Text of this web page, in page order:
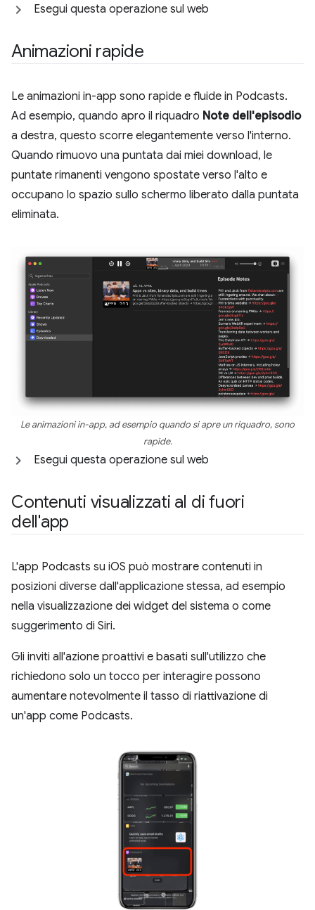
Esegui questa operazione sul web
Animazioni rapide
Le animazioni in-app sono rapide e fluide in Podcasts.
Ad esempio, quando apro il riquadro Note dell'episodio
a destra, questo scorre elegantemente verso l'interno.
Quando rimuovo una puntata dai miei download, le
puntate rimanenti vengono spostate verso l'alto e
occupano lo spazio sullo schermo liberato dalla puntata
eliminata.
Le animazioni in-app, ad esempio quando si apre un riquadro, sono
rapide.
Esegui questa operazione sul web
Contenuti visualizzati al di fuori
dell'app
L'app Podcasts su iOS può mostrare contenuti in
posizioni diverse dall'applicazione stessa, ad esempio
nella visualizzazione dei widget del sistema o come
suggerimento di Siri.
Gli inviti all'azione proattivi e basati sull'utilizzo che
richiedono solo un tocco per interagire possono
aumentare notevolmente il tasso di riattivazione di
un'app come Podcasts.